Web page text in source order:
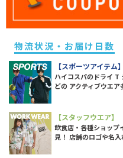
物流状況・お届け日数
【スポーツアイテム】
ハイコスパのドライ T
どの アクティブウエア
【スタッフウエア】
飲食店・各種ショップ
見！ 店舗のロゴや名